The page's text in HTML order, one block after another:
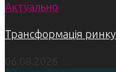
Актуально
Трансформація ринку